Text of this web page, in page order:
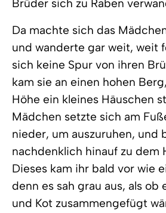
Brüder sich zu Raben
Da machte sich das
und wanderte gar weit, weit
sich keine Spur von ihren
kam sie an einen hohen
Höhe ein kleines Häuschen
Mädchen setzte sich am
nieder, um auszuruhen, und
nachdenklich hinauf zu dem
Dieses kam ihr bald vor wie
denn es sah grau aus, als ob
und Kot zusammengefügt